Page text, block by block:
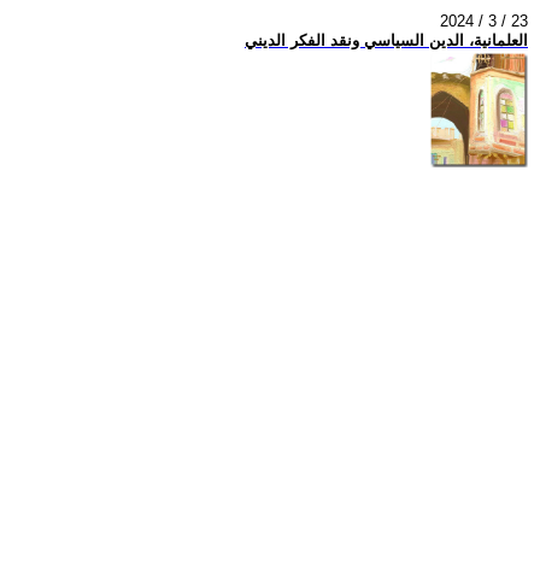
2024 / 3 / 23
العلمانية، الدين السياسي ونقد الفكر الديني